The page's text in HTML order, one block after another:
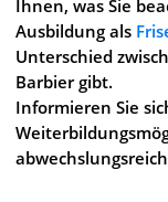
Ihnen, was Sie
Ausbildung als
Unterschied
Barbier gibt.
Informieren Sie